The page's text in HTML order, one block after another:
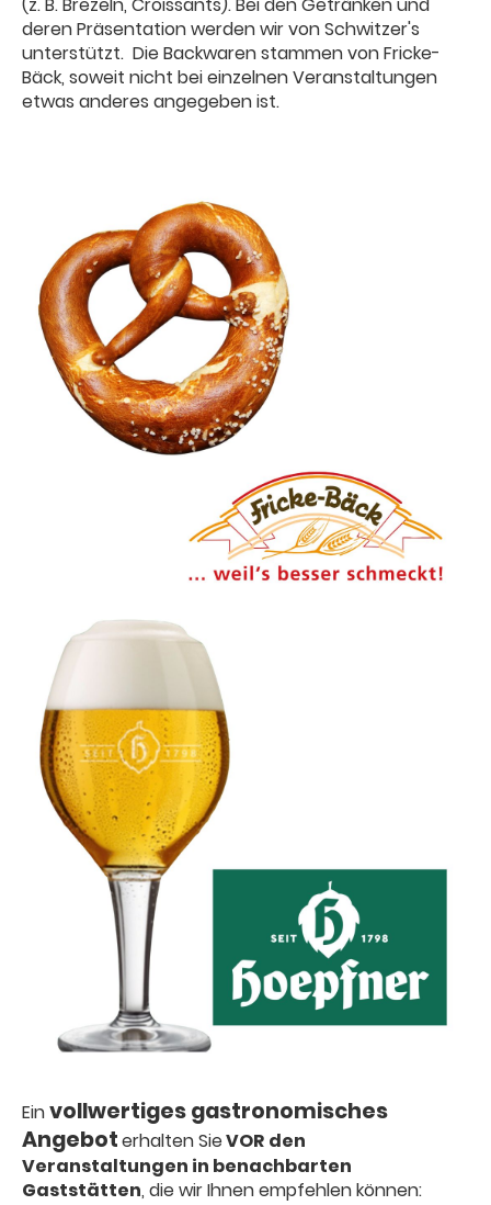
(z. B. Brezeln, Croissants). Bei den Getränken und
deren Präsentation werden wir von Schwitzer's
unterstützt. Die Backwaren stammen von Fricke-
Bäck, soweit nicht bei einzelnen Veranstaltungen
etwas anderes angegeben ist.
Einvollwertiges gastronomisches
Angeboterhalten SieVOR den
Veranstaltungen in benachbarten
Gaststätten, die wir Ihnen empfehlen können: